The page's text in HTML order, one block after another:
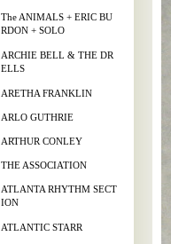
The ANIMALS + ERIC BU
RDON + SOLO
ARCHIE BELL & THE DR
ELLS
ARETHA FRANKLIN
ARLO GUTHRIE
ARTHUR CONLEY
THE ASSOCIATION
ATLANTA RHYTHM SECT
ION
ATLANTIC STARR